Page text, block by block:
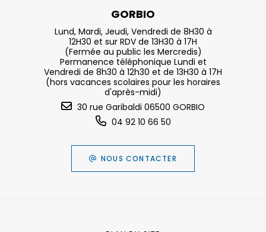
GORBIO
Lund, Mardi, Jeudi, Vendredi de 8H30 à
12H30 et sur RDV de 13H30 à 17H
(Fermée au public les Mercredis)
Permanence téléphonique Lundi et
Vendredi de 8h30 à 12h30 et de 13H30 à 17H
(hors vacances scolaires pour les horaires
d'après-midi)
30 rue Garibaldi 06500 GORBIO
04 92 10 66 50
NOUS CONTACTER